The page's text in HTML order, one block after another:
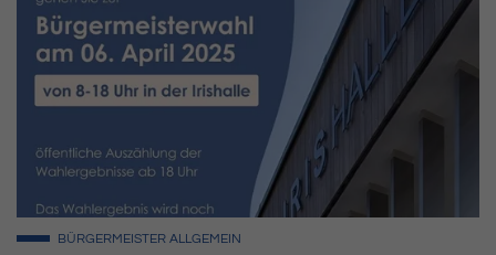
BÜRGERMEISTER ALLGEMEIN